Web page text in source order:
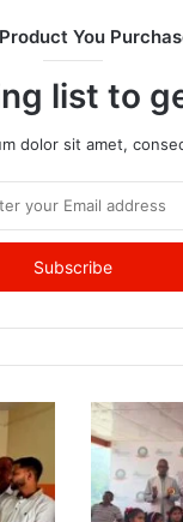
You
list to
dolor sit amet,